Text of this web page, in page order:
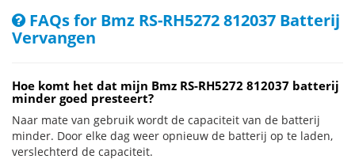
FAQs for Bmz RS-RH5272 812037 Batterij
Vervangen
Hoe komt het dat mijn Bmz RS-RH5272 812037 batterij
minder goed presteert?
Naar mate van gebruik wordt de capaciteit van de batterij
minder. Door elke dag weer opnieuw de batterij op te laden,
verslechterd de capaciteit.